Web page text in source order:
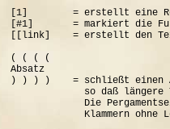
[1]        = erstellt eine
[#1]       = markiert die
[[link]    = erstellt den
( ( ( (
Absatz
) ) ) )    = schließt einen
so daß längere
Die